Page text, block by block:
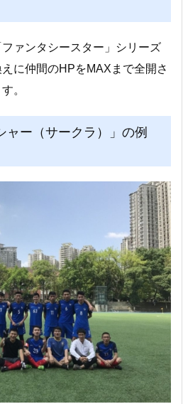
ァンタシースター」シリーズ
に仲間のHPをMAXまで全開さ
。
ャー（サークラ）」の例